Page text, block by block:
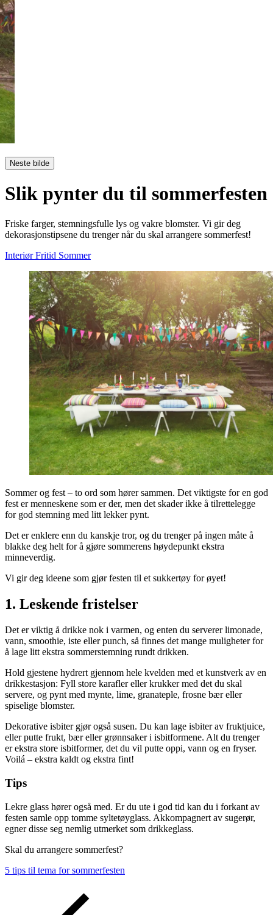
Neste bilde
Slik pynter du til sommerfesten
Friske farger, stemningsfulle lys og vakre blomster. Vi gir deg
dekorasjonstipsene du trenger når du skal arrangere sommerfest!
Interiør Fritid Sommer
Sommer og fest – to ord som hører sammen. Det viktigste for en god
fest er menneskene som er der, men det skader ikke å tilrettelegge
for god stemning med litt lekker pynt.
Det er enklere enn du kanskje tror, og du trenger på ingen måte å
blakke deg helt for å gjøre sommerens høydepunkt ekstra
minneverdig.
Vi gir deg ideene som gjør festen til et sukkertøy for øyet!
1. Leskende fristelser
Det er viktig å drikke nok i varmen, og enten du serverer limonade,
vann, smoothie, iste eller punch, så finnes det mange muligheter for
å lage litt ekstra sommerstemning rundt drikken.
Hold gjestene hydrert gjennom hele kvelden med et kunstverk av en
drikkestasjon: Fyll store karafler eller krukker med det du skal
servere, og pynt med mynte, lime, granateple, frosne bær eller
spiselige blomster.
Dekorative isbiter gjør også susen. Du kan lage isbiter av fruktjuice,
eller putte frukt, bær eller grønnsaker i isbitformene. Alt du trenger
er ekstra store isbitformer, det du vil putte oppi, vann og en fryser.
Voilá – ekstra kaldt og ekstra fint!
Tips
Lekre glass hører også med. Er du ute i god tid kan du i forkant av
festen samle opp tomme syltetøyglass. Akkompagnert av sugerør,
egner disse seg nemlig utmerket som drikkeglass.
Skal du arrangere sommerfest?
5 tips til tema for sommerfesten